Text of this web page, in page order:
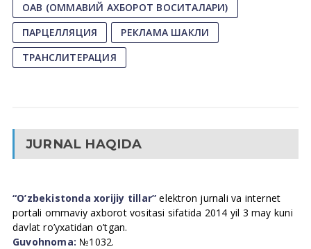
ОАВ (ОММАВИЙ АХБОРОТ ВОСИТАЛАРИ)
ПАРЦЕЛЛЯЦИЯ
РЕКЛАМА ШАКЛИ
ТРАНСЛИТЕРАЦИЯ
JURNAL HAQIDA
“O’zbekistonda xorijiy tillar” elektron jurnali va internet
portali ommaviy axborot vositasi sifatida 2014 yil 3 may kuni
davlat ro’yxatidan o’tgan.
Guvohnoma: №1032.